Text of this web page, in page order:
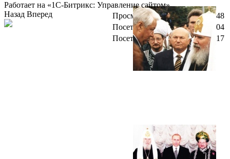
Работает на «1С-Битрикс: Управление сайтом»
Просмотров всего:
4255348
Посетителей сегодня:
304
Посетителей в онлайн:
17
Назад Вперед